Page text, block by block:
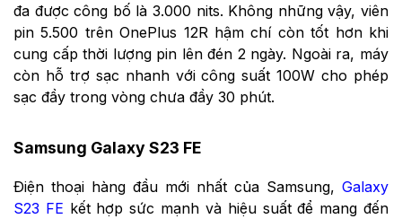
đa được công bố là 3.000 nits. Không những vậy, viên
pin 5.500 trên OnePlus 12R hậm chí còn tốt hơn khi
cung cấp thời lượng pin lên đén 2 ngày. Ngoài ra, máy
còn hỗ trợ sạc nhanh với công suất 100W cho phép
sạc đầy trong vòng chưa đầy 30 phút.
Samsung Galaxy S23 FE
Điện thoại hàng đầu mới nhất của Samsung, Galaxy
S23 FE kết hợp sức mạnh và hiệu suất để mang đến